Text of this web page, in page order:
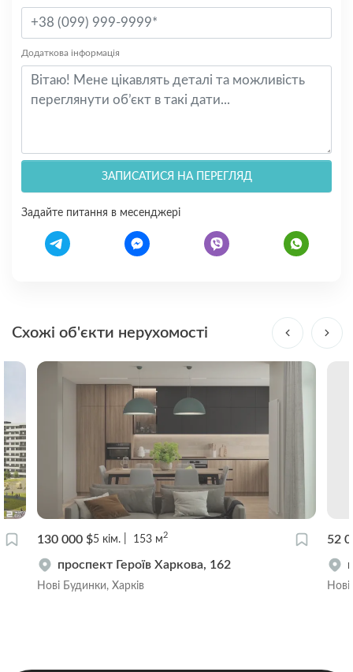
Додаткова інформація
ЗАПИСАТИСЯ НА ПЕРЕГЛЯД
Задайте питання в месенджері
Схожі об'єкти нерухомості
130 000 $5 кім. 153 м2
проспект Героїв Харкова, 162
Нові Будинки, Харків
52